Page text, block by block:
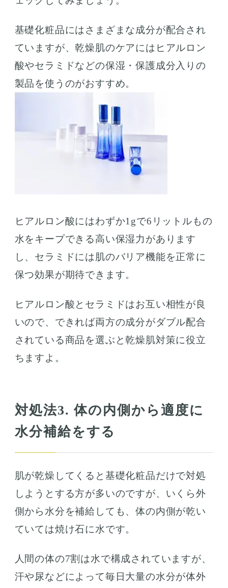
基礎化粧品にはさまざまな成分が配合され
ていますが、乾燥肌のケアにはヒアルロン
酸やセラミドなどの保湿・保護成分入りの
製品を使うのがおすすめ。
ヒアルロン酸にはわずか1gで6リットルもの
水をキープできる高い保湿力があります
し、セラミドには肌のバリア機能を正常に
保つ効果が期待できます。
ヒアルロン酸とセラミドはお互い相性が良
いので、できれば両方の成分がダブル配合
されている商品を選ぶと乾燥肌対策に役立
ちますよ。
対処法3. 体の内側から適度に
水分補給をする
肌が乾燥してくると基礎化粧品だけで対処
しようとする方が多いのですが、いくら外
側から水分を補給しても、体の内側が乾い
ていては焼け石に水です。
人間の体の7割は水で構成されていますが、
汗や尿などによって毎日大量の水分が体外